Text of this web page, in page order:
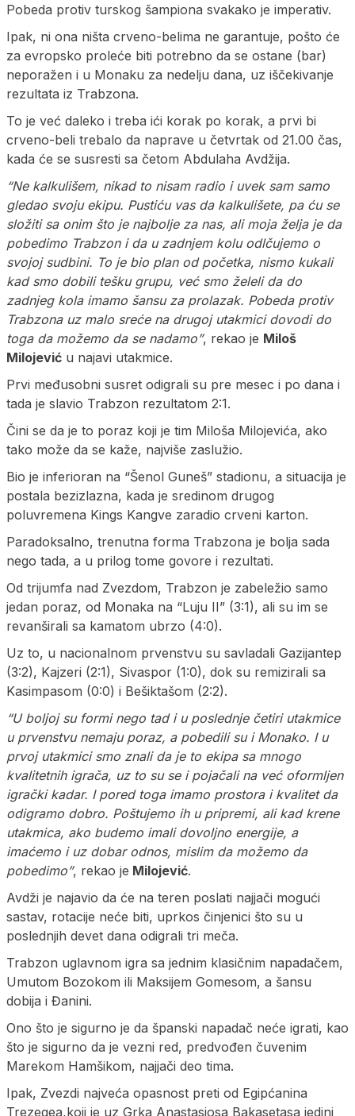
Pobeda protiv turskog šampiona svakako je imperativ.
Ipak, ni ona ništa crveno-belima ne garantuje, pošto će
za evropsko proleće biti potrebno da se ostane (bar)
neporažen i u Monaku za nedelju dana, uz iščekivanje
rezultata iz Trabzona.
To je već daleko i treba ići korak po korak, a prvi bi
crveno-beli trebalo da naprave u četvrtak od 21.00 čas,
kada će se susresti sa četom Abdulaha Avdžija.
“Ne kalkulišem, nikad to nisam radio i uvek sam samo
gledao svoju ekipu. Pustiću vas da kalkulišete, pa ću se
složiti sa onim što je najbolje za nas, ali moja želja je da
pobedimo Trabzon i da u zadnjem kolu odlčujemo o
svojoj sudbini. To je bio plan od početka, nismo kukali
kad smo dobili tešku grupu, već smo želeli da do
zadnjeg kola imamo šansu za prolazak. Pobeda protiv
Trabzona uz malo sreće na drugoj utakmici dovodi do
toga da možemo da se nadamo”, rekao je Miloš
Milojević u najavi utakmice.
Prvi međusobni susret odigrali su pre mesec i po dana i
tada je slavio Trabzon rezultatom 2:1.
Čini se da je to poraz koji je tim Miloša Milojevića, ako
tako može da se kaže, najviše zaslužio.
Bio je inferioran na “Šenol Guneš” stadionu, a situacija je
postala bezizlazna, kada je sredinom drugog
poluvremena Kings Kangve zaradio crveni karton.
Paradoksalno, trenutna forma Trabzona je bolja sada
nego tada, a u prilog tome govore i rezultati.
Od trijumfa nad Zvezdom, Trabzon je zabeležio samo
jedan poraz, od Monaka na “Luju II” (3:1), ali su im se
revanširali sa kamatom ubrzo (4:0).
Uz to, u nacionalnom prvenstvu su savladali Gazijantep
(3:2), Kajzeri (2:1), Sivaspor (1:0), dok su remizirali sa
Kasimpasom (0:0) i Bešiktašom (2:2).
“U boljoj su formi nego tad i u poslednje četiri utakmice
u prvenstvu nemaju poraz, a pobedili su i Monako. I u
prvoj utakmici smo znali da je to ekipa sa mnogo
kvalitetnih igrača, uz to su se i pojačali na već oformljen
igrački kadar. I pored toga imamo prostora i kvalitet da
odigramo dobro. Poštujemo ih u pripremi, ali kad krene
utakmica, ako budemo imali dovoljno energije, a
imaćemo i uz dobar odnos, mislim da možemo da
pobedimo”, rekao je Milojević.
Avdži je najavio da će na teren poslati najjači mogući
sastav, rotacije neće biti, uprkos činjenici što su u
poslednjih devet dana odigrali tri meča.
Trabzon uglavnom igra sa jednim klasičnim napadačem,
Umutom Bozokom ili Maksijem Gomesom, a šansu
dobija i Đanini.
Ono što je sigurno je da španski napadač neće igrati, kao
što je sigurno da je vezni red, predvođen čuvenim
Marekom Hamšikom, najjači deo tima.
Ipak, Zvezdi najveća opasnost preti od Egipćanina
Trezegea,koji je uz Grka Anastasiosa Bakasetasa jedini